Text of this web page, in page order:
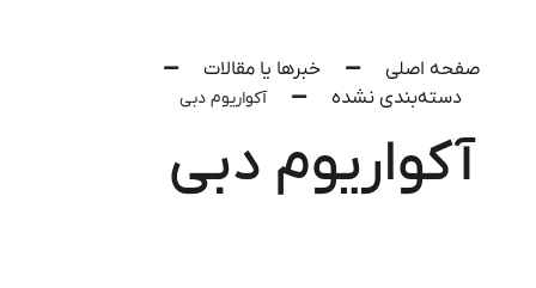
صفحه اصلی
خبرها یا مقالات
دسته‌بندی نشده
آکواریوم دبی
آکواریوم دبی